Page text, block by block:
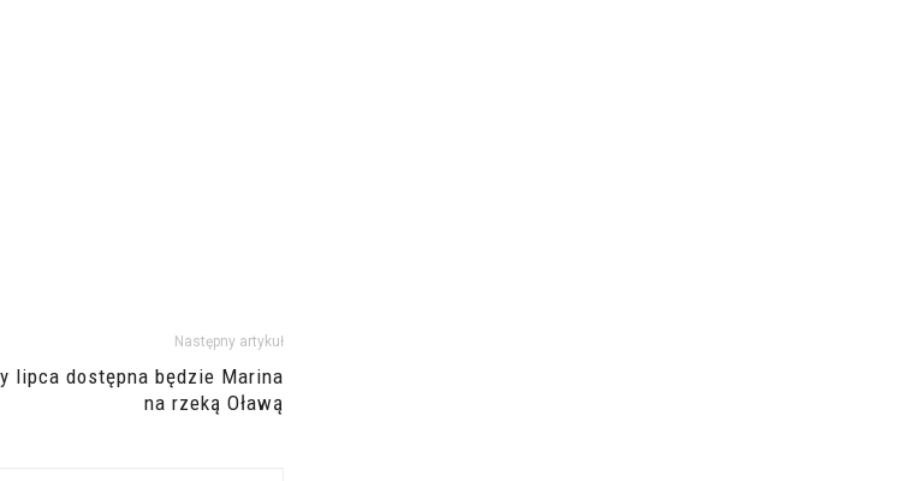
Następny artykuł
lipca dostępna będzie Marina
na rzeką Oławą